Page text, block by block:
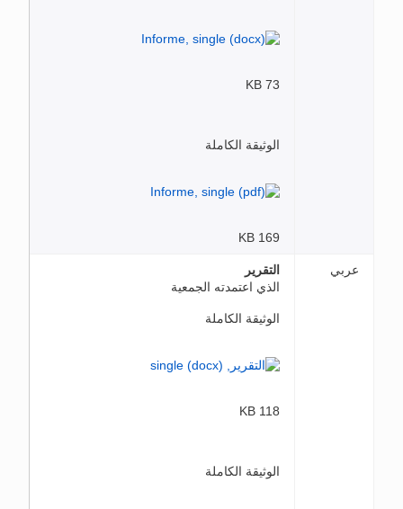
73 KB
الوثيقة الكاملة
169 KB
عربي
التقرير
الذي اعتمدته الجمعية
الوثيقة الكاملة
118 KB
الوثيقة الكاملة